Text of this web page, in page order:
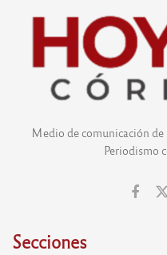
Medio de comunicación de
Periodismo
Secciones